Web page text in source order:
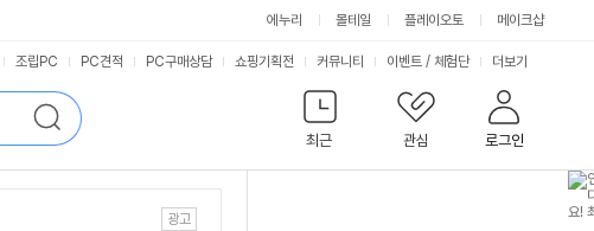
에누리 몰테일 플레이오토
메이크샵
검
색
최근
관심 로그인
조립PC PC견적 PC구매상담 쇼핑기획전 커뮤니티 이벤트 / 체험단 서
비
스
더보기